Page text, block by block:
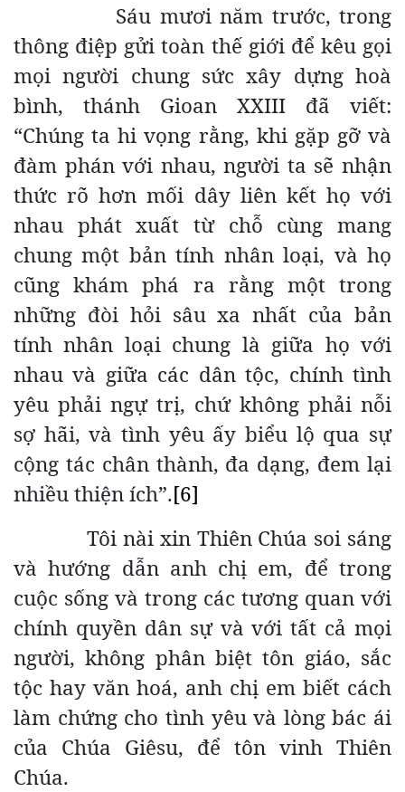
Sáu mươi năm trước, trong
thông điệp gửi toàn thế giới để kêu gọi
mọi người chung sức xây dựng hoà
bình, thánh Gioan XXIII đã viết:
“Chúng ta hi vọng rằng, khi gặp gỡ và
đàm phán với nhau, người ta sẽ nhận
thức rõ hơn mối dây liên kết họ với
nhau phát xuất từ chỗ cùng mang
chung một bản tính nhân loại, và họ
cũng khám phá ra rằng một trong
những đòi hỏi sâu xa nhất của bản
tính nhân loại chung là giữa họ với
nhau và giữa các dân tộc, chính tình
yêu phải ngự trị, chứ không phải nỗi
sợ hãi, và tình yêu ấy biểu lộ qua sự
cộng tác chân thành, đa dạng, đem lại
nhiều thiện ích”.[6]
Tôi nài xin Thiên Chúa soi sáng
và hướng dẫn anh chị em, để trong
cuộc sống và trong các tương quan với
chính quyền dân sự và với tất cả mọi
người, không phân biệt tôn giáo, sắc
tộc hay văn hoá, anh chị em biết cách
làm chứng cho tình yêu và lòng bác ái
của Chúa Giêsu, để tôn vinh Thiên
Chúa.